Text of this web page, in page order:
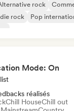
rock
rock Pop
Mode: On
réalisés
Chill HouseChill out